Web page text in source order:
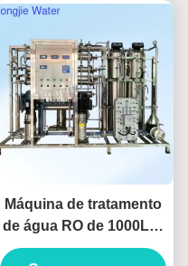
Máquina de tratamento
de água RO de 1000L/H
com condutividade <